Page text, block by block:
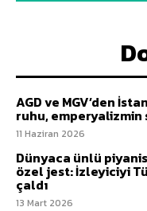
AGD ve MGV’den
ruhu,
11 Haziran 2026
Dünyaca ünlü
özel jest: İzleyiciyi
çaldı
13 Mart 2026